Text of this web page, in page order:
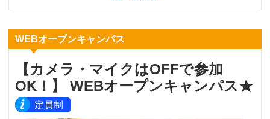
WEBオープンキャンパス
【カメラ・マイクはOFFで参加
OK！】 WEBオープンキャンパス★
定員制